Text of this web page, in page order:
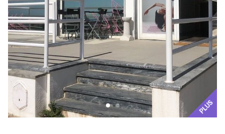
PLUS